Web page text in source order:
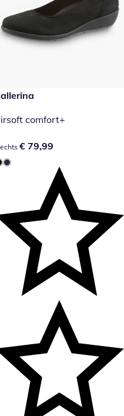
79,99
comfort+
79,99€ 79,99